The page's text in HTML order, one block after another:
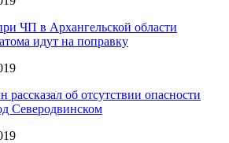
ЧП в Архангельской области
идут на поправку
об отсутствии опасности
Северодвинском